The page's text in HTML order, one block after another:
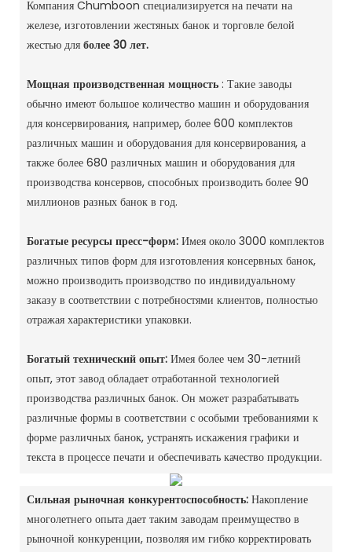
Компания Chumboon специализируется на печати на
железе, изготовлении жестяных банок и торговле белой
жестью для более 30 лет.
Мощная производственная мощность : Такие заводы
обычно имеют большое количество машин и оборудования
для консервирования, например, более 600 комплектов
различных машин и оборудования для консервирования, а
также более 680 различных машин и оборудования для
производства консервов, способных производить более 90
миллионов разных банок в год. ‌
Богатые ресурсы пресс-форм: Имея около 3000 комплектов
различных типов форм для изготовления консервных банок,
можно производить производство по индивидуальному
заказу в соответствии с потребностями клиентов, полностью
отражая характеристики упаковки. ‌
Богатый технический опыт: Имея более чем 30-летний
опыт, этот завод обладает отработанной технологией
производства различных банок. Он может разрабатывать
различные формы в соответствии с особыми требованиями к
форме различных банок, устранять искажения графики и
текста в процессе печати и обеспечивать качество продукции. ‌
Сильная рыночная конкурентоспособность: Накопление
многолетнего опыта дает таким заводам преимущество в
рыночной конкуренции, позволяя им гибко корректировать